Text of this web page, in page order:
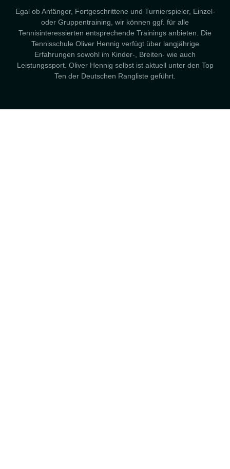
Egal ob Anfänger, Fortgeschrittene und Turnierspieler, Einzel-
oder Gruppentraining, wir können ggf. für alle
Tennisinteressierten entsprechende Trainings anbieten. Die
Tennisschule Oliver Hennig verfügt über langjährige
Erfahrungen sowohl im Kinder-, Breiten- wie auch
Leistungssport. Oliver Hennig selbst ist aktuell unter den Top
Ten der Deutschen Rangliste geführt.